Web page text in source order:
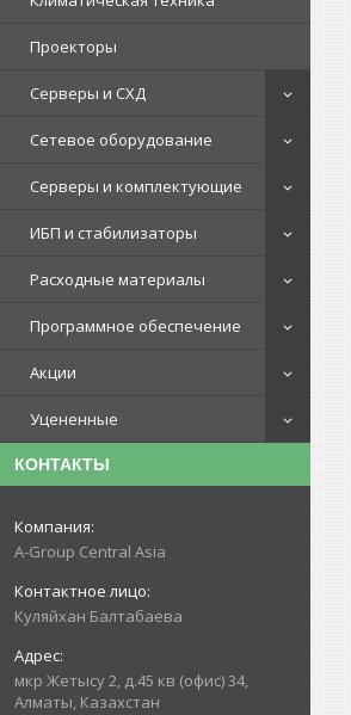
Проекторы
Серверы и СХД
Сетевое оборудование
Серверы и комплектующие
ИБП и стабилизаторы
Расходные материалы
Программное обеспечение
Акции
Уцененные
КОНТАКТЫ
A-Group Central Asia
Куляйхан Балтабаева
мкр Жетысу 2, д.45 кв (офис) 34,
Алматы, Казахстан